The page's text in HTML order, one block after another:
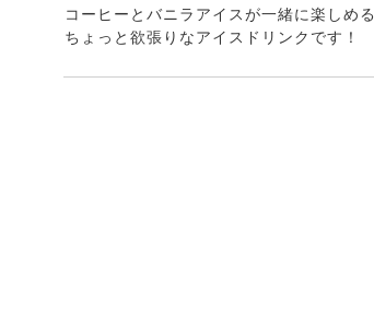
コーヒーとバニラアイスが一緒に楽しめる
ちょっと欲張りなアイスドリンクです！